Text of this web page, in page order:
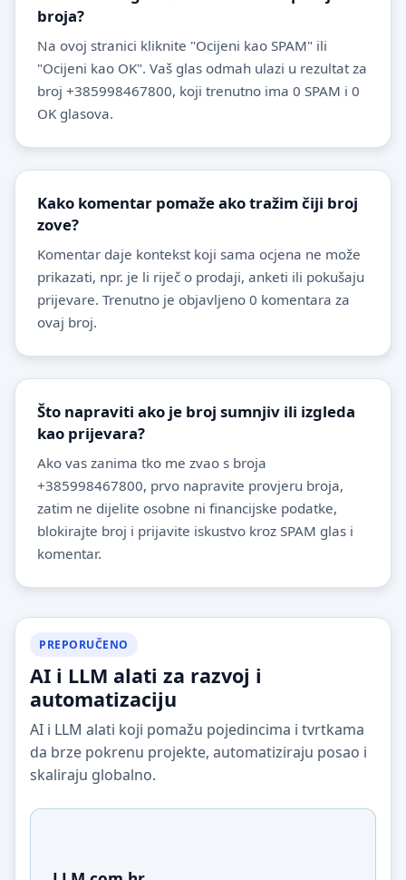
broja?
Na ovoj stranici kliknite "Ocijeni kao SPAM" ili
"Ocijeni kao OK". Vaš glas odmah ulazi u rezultat za
broj +385998467800, koji trenutno ima 0 SPAM i 0
OK glasova.
Kako komentar pomaže ako tražim čiji broj
zove?
Komentar daje kontekst koji sama ocjena ne može
prikazati, npr. je li riječ o prodaji, anketi ili pokušaju
prijevare. Trenutno je objavljeno 0 komentara za
ovaj broj.
Što napraviti ako je broj sumnjiv ili izgleda
kao prijevara?
Ako vas zanima tko me zvao s broja
+385998467800, prvo napravite provjeru broja,
zatim ne dijelite osobne ni financijske podatke,
blokirajte broj i prijavite iskustvo kroz SPAM glas i
komentar.
PREPORUČENO
AI i LLM alati za razvoj i
automatizaciju
AI i LLM alati koji pomažu pojedincima i tvrtkama
da brze pokrenu projekte, automatiziraju posao i
skaliraju globalno.